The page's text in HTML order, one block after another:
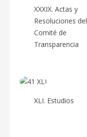
XXXIX. Actas y
Resoluciones del
Comité de
Transparencia
XLI. Estudios